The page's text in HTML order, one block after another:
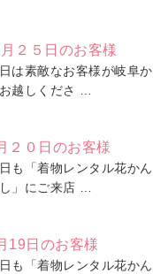
月２５日のお客様
は素敵なお客様が岐阜か
越しくださ …
２０日のお客様
も「着物レンタル花かん
」にご来店 …
19日のお客様
も「着物レンタル花かん